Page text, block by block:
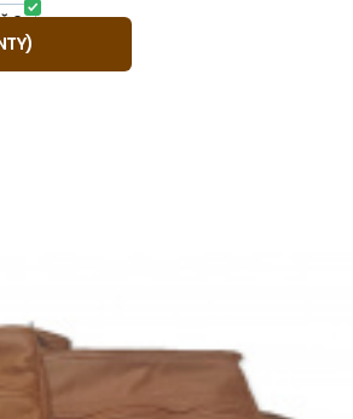
western
2
VLASTNÍ MOTIV
)motivem nebo jiným zdobením, žádné